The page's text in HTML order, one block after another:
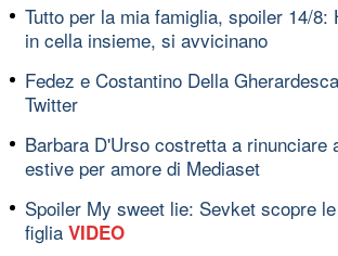
Tutto per la mia famiglia, spoiler 14/8:
in cella insieme, si avvicinano
Fedez e Costantino Della
Twitter
Barbara D'Urso costretta a rinunciare
estive per amore di Mediaset
Spoiler My sweet lie: Sevket scopre
figlia VIDEO